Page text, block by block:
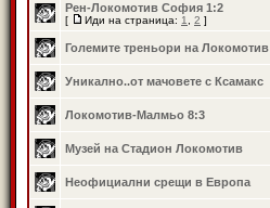
Рен-Локомотив София 1:2
[ Иди на страница: 1 2 ]
Големите треньори на Локомотив
Уникално..от мачовете с Ксамакс
Локомотив-Малмьо 8:3
Музей на Стадион Локомотив
Неофициални срещи в Европа